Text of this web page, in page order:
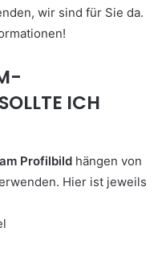
wir sind für Sie da.
ICH
Profilbild hängen von
Hier ist jeweils